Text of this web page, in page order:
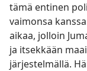
tämä entinen
vaimonsa
aikaa, jolloin
ja itsekkään
järjestelmällä.